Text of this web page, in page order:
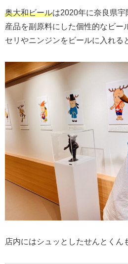
奥大和ビールは2020年に奈良県
産品を副原料にした個性的なビー
セリやニンジンをビールに入れる
店内にはシュッとしたせんとくん